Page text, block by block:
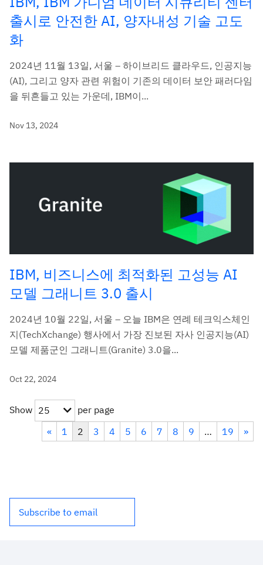
출시로 안전한 AI, 양자내성 기술 고도
화
2024년 11월 13일, 서울 – 하이브리드 클라우드, 인공지능
(AI), 그리고 양자 관련 위험이 기존의 데이터 보안 패러다임
을 뒤흔들고 있는 가운데, IBM이...
Nov 13, 2024
IBM, 비즈니스에 최적화된 고성능 AI
모델 그래니트 3.0 출시
2024년 10월 22일, 서울 – 오늘 IBM은 연례 테크익스체인
지(TechXchange) 행사에서 가장 진보된 자사 인공지능(AI)
모델 제품군인 그래니트(Granite) 3.0을...
Oct 22, 2024
Show 25
per page
«
1 2 3 4 5 6 7 8 9 … 19 »
Subscribe to email